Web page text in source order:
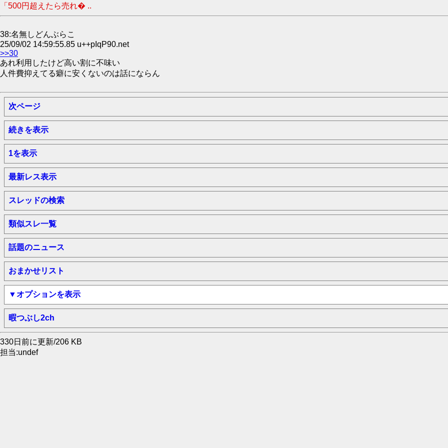
「500円超えたら売れ� ..
38:名無しどんぶらこ
25/09/02 14:59:55.85 u++pIqP90.net
>>30
あれ利用したけど高い割に不味い
人件費抑えてる癖に安くないのは話にならん
次ページ
続きを表示
1を表示
最新レス表示
スレッドの検索
類似スレ一覧
話題のニュース
おまかせリスト
▼オプションを表示
暇つぶし2ch
330日前に更新/206 KB
担当:undef